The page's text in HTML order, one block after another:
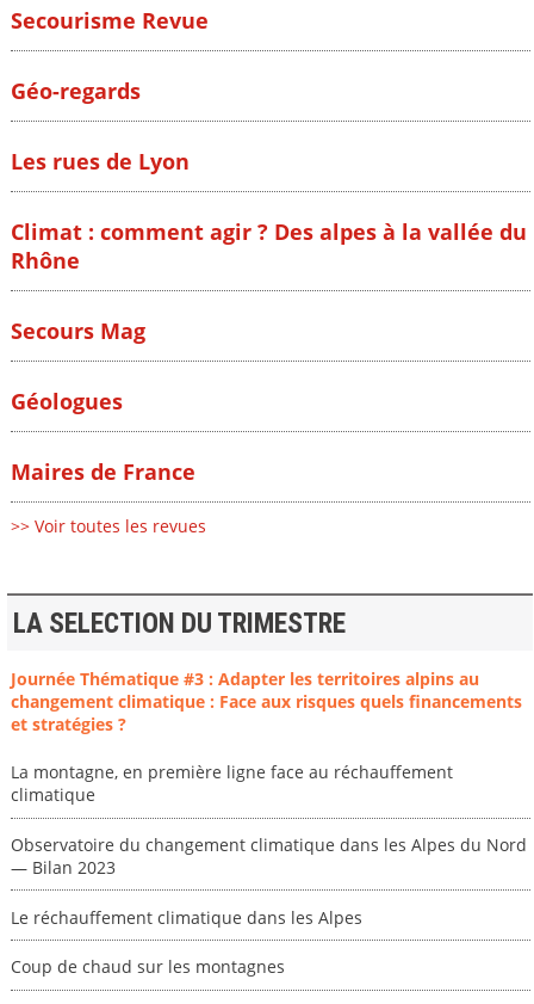
Secourisme Revue
Géo-regards
Les rues de Lyon
Climat : comment agir ? Des alpes à la vallée du
Rhône
Secours Mag
Géologues
Maires de France
>> Voir toutes les revues
LA SELECTION DU TRIMESTRE
Journée Thématique #3 : Adapter les territoires alpins au
changement climatique : Face aux risques quels financements
et stratégies ?
La montagne, en première ligne face au réchauffement
climatique
Observatoire du changement climatique dans les Alpes du Nord
— Bilan 2023
Le réchauffement climatique dans les Alpes
Coup de chaud sur les montagnes